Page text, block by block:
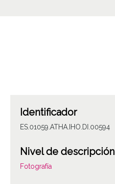
Identificador
ES.01059.ATHA.IHO.DI.00594
Nivel de descripción
Fotografía